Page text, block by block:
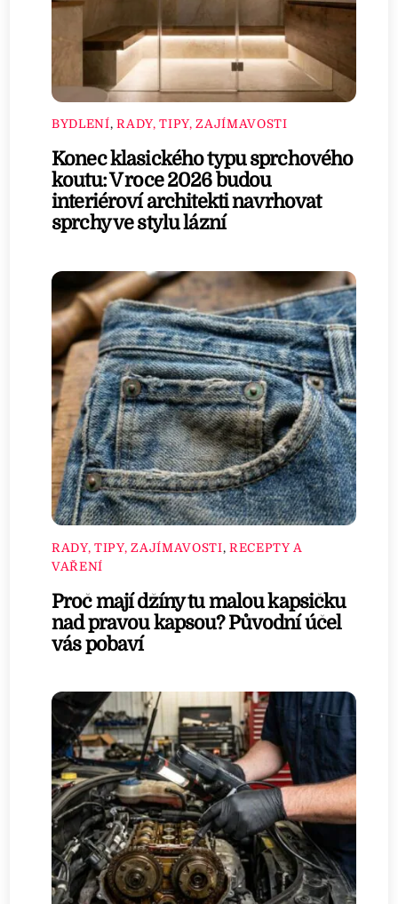
BYDLENÍ,RADY, TIPY, ZAJÍMAVOSTI
Konec klasického typu sprchového
koutu: V roce 2026 budou
interiéroví architekti navrhovat
sprchy ve stylu lázní
RADY, TIPY, ZAJÍMAVOSTI, RECEPTY A
VAŘENÍ
Proč mají džíny tu malou kapsičku
nad pravou kapsou? Původní účel
vás pobaví